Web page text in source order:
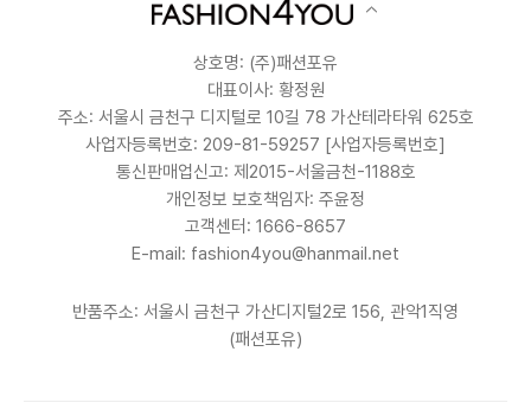
상호명: (주)패션포유
대표이사: 황정원
주소: 서울시 금천구 디지털로 10길 78 가산테라타워 625호
사업자등록번호: 209-81-59257 [사업자등록번호]
통신판매업신고: 제2015-서울금천-1188호
개인정보 보호책임자: 주윤정
고객센터: 1666-8657
E-mail: fashion4you@hanmail.net
반품주소: 서울시 금천구 가산디지털2로 156, 관악1직영
(패션포유)